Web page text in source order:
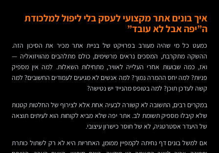
איך בונים אתר מקצועי לעסק בלי ליפול למלכודת
ה”יפה אבל לא עובד”
כמעט כל מי שהיה מעורב בפרויקט של בניית אתר מכיר את הסיכון הזה.
ההשקה מתקרבת, המסכים נראים מרשימים, כולם מתלהבים מהוויזואליה —
ואז, כמה שבועות אחרי העלייה לאוויר, מתחילות השאלות. למה אין מספיק
פניות? למה יחס ההמרה נמוך? למה אנשים לא מגיעים לעמודים החשובים? למה
קשה לעדכן תוכן? למה בטופס מהנייד יש נטישה?
במקרים רבים, התשובה לא קשורה לבעיה אחת אלא לצירוף של החלטות קטנות
שלא קיבלו מספיק תשומת לב. אתר יפה שלא מביא לקוחות הוא לעיתים תוצאה
של היעדר אסטרטגיה, לא של חוסר כישרון עיצובי.
אם למשל בונים דף נחיתה לקמפיין ממומן, האחריות היא לא רק לשתול כותרת